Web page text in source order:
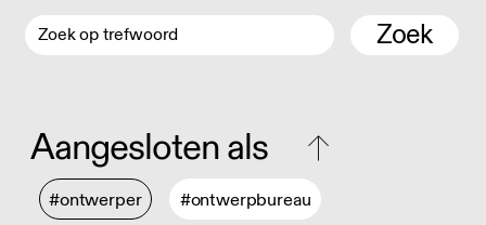
Zoek
Aangesloten als
#ontwerper #ontwerpbureau